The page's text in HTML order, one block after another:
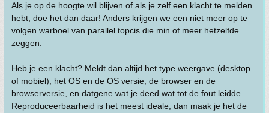
Als je op de hoogte wil blijven of als je zelf een klacht te melden
hebt, doe het dan daar! Anders krijgen we een niet meer op te
volgen warboel van parallel topcis die min of meer hetzelfde
zeggen.
Heb je een klacht? Meldt dan altijd het type weergave (desktop
of mobiel), het OS en de OS versie, de browser en de
browserversie, en datgene wat je deed wat tot de fout leidde.
Reproduceerbaarheid is het meest ideale, dan maak je het de